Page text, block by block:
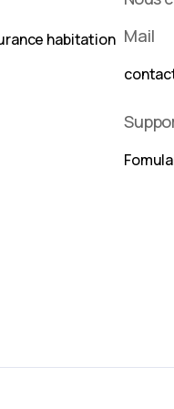
habitation Mail